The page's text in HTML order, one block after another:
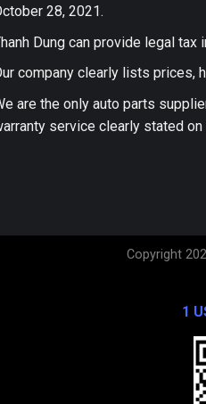
28, 2021.
Dung can provide legal tax
company clearly lists prices,
are the only auto parts
service clearly stated
Copyright
1